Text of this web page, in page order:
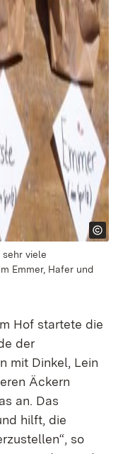
viele
Emmer, Hafer und
Hof startete die
der
mit Dinkel, Lein
Äckern
an. Das
hilft, die
so